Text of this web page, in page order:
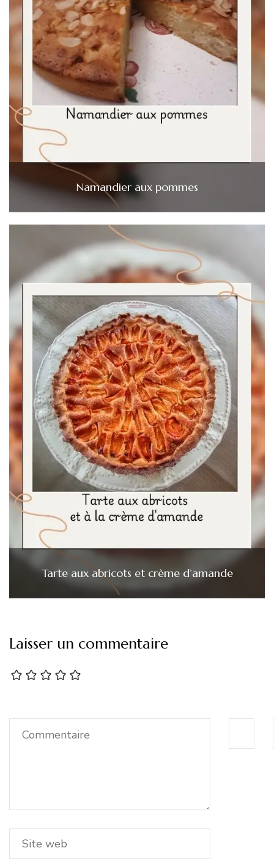
Namandier aux pommes
Tarte aux abricots et crème d’amande
Laisser un commentaire